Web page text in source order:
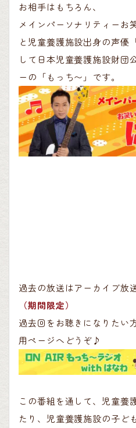
お相手はもちろん、
メインパーソナリティーお
と児童養護施設出身の声優
して日本児童養護施設財団
ーの「もっち〜」です。
過去の放送はアーカイブ放
（期間限定）
過去回をお聴きになりたい
用ページへどうぞ♪
この番組を通して、児童養
たり、児童養護施設の子ど